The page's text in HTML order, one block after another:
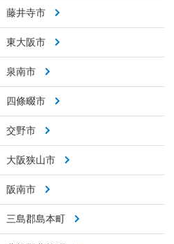
藤井寺市
東大阪市
泉南市
四條畷市
交野市
大阪狭山市
阪南市
三島郡島本町